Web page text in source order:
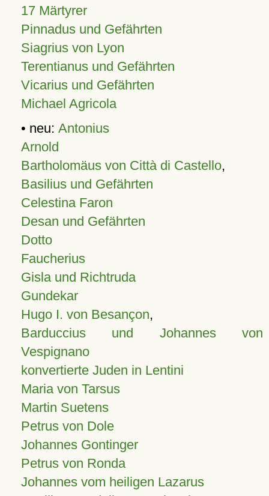
17 Märtyrer
Pinnadus und Gefährten
Siagrius von Lyon
Terentianus und Gefährten
Vicarius und Gefährten
Michael Agricola
• neu: Antonius
Arnold
Bartholomäus von Città di Castello,
Basilius und Gefährten
Celestina Faron
Desan und Gefährten
Dotto
Faucherius
Gisla und Richtruda
Gundekar
Hugo I. von Besançon,
Barduccius und Johannes von
Vespignano
konvertierte Juden in Lentini
Maria von Tarsus
Martin Suetens
Petrus von Dole
Johannes Gontinger
Petrus von Ronda
Johannes vom heiligen Lazarus